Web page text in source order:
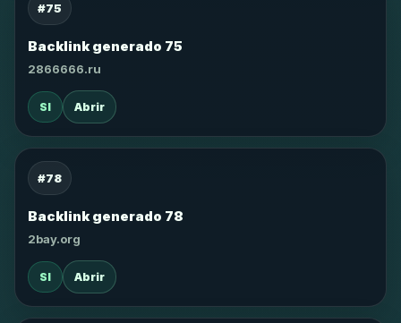
#75
Backlink generado 75
2866666.ru
SI Abrir
#78
Backlink generado 78
2bay.org
SI Abrir